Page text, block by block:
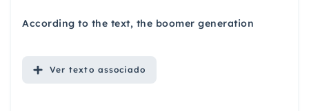
According to the text, the boomer generation
Ver texto associado